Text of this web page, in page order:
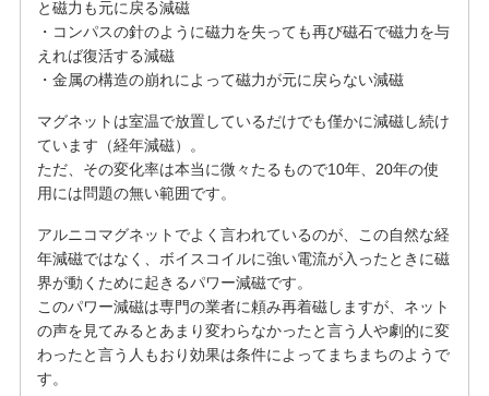
と磁力も元に戻る減磁
・コンパスの針のように磁力を失っても再び磁石で磁力を与
えれば復活する減磁
・金属の構造の崩れによって磁力が元に戻らない減磁
マグネットは室温で放置しているだけでも僅かに減磁し続け
ています（経年減磁）。
ただ、その変化率は本当に微々たるもので10年、20年の使
用には問題の無い範囲です。
アルニコマグネットでよく言われているのが、この自然な経
年減磁ではなく、ボイスコイルに強い電流が入ったときに磁
界が動くために起きるパワー減磁です。
このパワー減磁は専門の業者に頼み再着磁しますが、ネット
の声を見てみるとあまり変わらなかったと言う人や劇的に変
わったと言う人もおり効果は条件によってまちまちのようで
す。